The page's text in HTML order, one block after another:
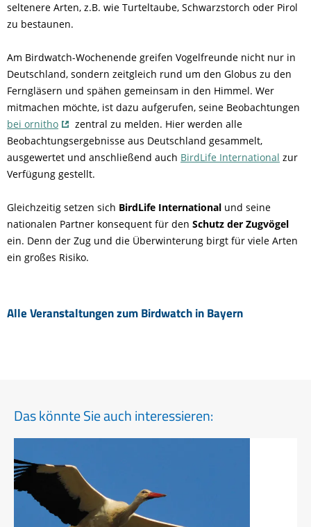
seltenere Arten, z.B. wie Turteltaube, Schwarzstorch oder Pirol
zu bestaunen.
Am Birdwatch-Wochenende greifen Vogelfreunde nicht nur in
Deutschland, sondern zeitgleich rund um den Globus zu den
Ferngläsern und spähen gemeinsam in den Himmel. Wer
mitmachen möchte, ist dazu aufgerufen, seine Beobachtungen
bei ornitho
zentral zu melden. Hier werden alle
Beobachtungsergebnisse aus Deutschland gesammelt,
ausgewertet und anschließend auch BirdLife International zur
Verfügung gestellt.
Gleichzeitig setzen sich BirdLife International und seine
nationalen Partner konsequent für den Schutz der Zugvögel
ein. Denn der Zug und die Überwinterung birgt für viele Arten
ein großes Risiko.
Alle Veranstaltungen zum Birdwatch in Bayern
Das könnte Sie auch interessieren: